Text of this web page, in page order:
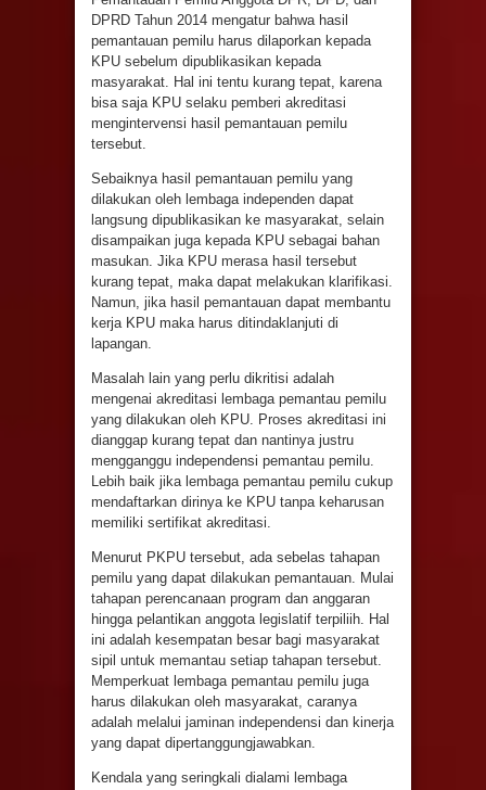
DPRD Tahun 2014 mengatur bahwa hasil
pemantauan pemilu harus dilaporkan kepada
KPU sebelum dipublikasikan kepada
masyarakat. Hal ini tentu kurang tepat, karena
bisa saja KPU selaku pemberi akreditasi
mengintervensi hasil pemantauan pemilu
tersebut.
Sebaiknya hasil pemantauan pemilu yang
dilakukan oleh lembaga independen dapat
langsung dipublikasikan ke masyarakat, selain
disampaikan juga kepada KPU sebagai bahan
masukan. Jika KPU merasa hasil tersebut
kurang tepat, maka dapat melakukan klarifikasi.
Namun, jika hasil pemantauan dapat membantu
kerja KPU maka harus ditindaklanjuti di
lapangan.
Masalah lain yang perlu dikritisi adalah
mengenai akreditasi lembaga pemantau pemilu
yang dilakukan oleh KPU. Proses akreditasi ini
dianggap kurang tepat dan nantinya justru
mengganggu independensi pemantau pemilu.
Lebih baik jika lembaga pemantau pemilu cukup
mendaftarkan dirinya ke KPU tanpa keharusan
memiliki sertifikat akreditasi.
Menurut PKPU tersebut, ada sebelas tahapan
pemilu yang dapat dilakukan pemantauan. Mulai
tahapan perencanaan program dan anggaran
hingga pelantikan anggota legislatif terpiliih. Hal
ini adalah kesempatan besar bagi masyarakat
sipil untuk memantau setiap tahapan tersebut.
Memperkuat lembaga pemantau pemilu juga
harus dilakukan oleh masyarakat, caranya
adalah melalui jaminan independensi dan kinerja
yang dapat dipertanggungjawabkan.
Kendala yang seringkali dialami lembaga